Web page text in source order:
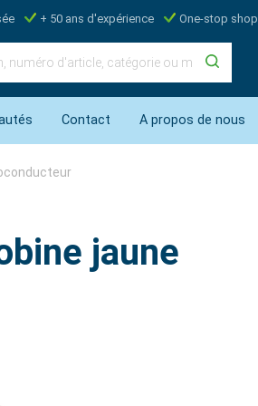
+ 50 ans d'expérience One-stop shop
Contact A propos de nous
jaune